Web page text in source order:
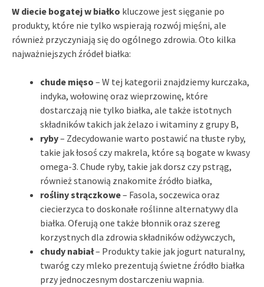
W diecie bogatej w białko kluczowe jest sięganie po
produkty, które nie tylko wspierają rozwój mięśni, ale
również przyczyniają się do ogólnego zdrowia. Oto kilka
najważniejszych źródeł białka:
chude mięso – W tej kategorii znajdziemy kurczaka,
indyka, wołowinę oraz wieprzowinę, które
dostarczają nie tylko białka, ale także istotnych
składników takich jak żelazo i witaminy z grupy B,
ryby– Zdecydowanie warto postawić na tłuste ryby,
takie jak łosoś czy makrela, które są bogate w kwasy
omega-3. Chude ryby, takie jak dorsz czy pstrąg,
również stanowią znakomite źródło białka,
rośliny strączkowe– Fasola, soczewica oraz
ciecierzyca to doskonałe roślinne alternatywy dla
białka. Oferują one także błonnik oraz szereg
korzystnych dla zdrowia składników odżywczych,
chudy nabiał– Produkty takie jak jogurt naturalny,
twaróg czy mleko prezentują świetne źródło białka
przy jednoczesnym dostarczeniu wapnia.